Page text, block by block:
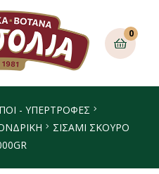
0
- ΥΠΕΡΤΡΟΦΕΣ
ΣΙΣΑΜΙ ΣΚΟΥΡΟ